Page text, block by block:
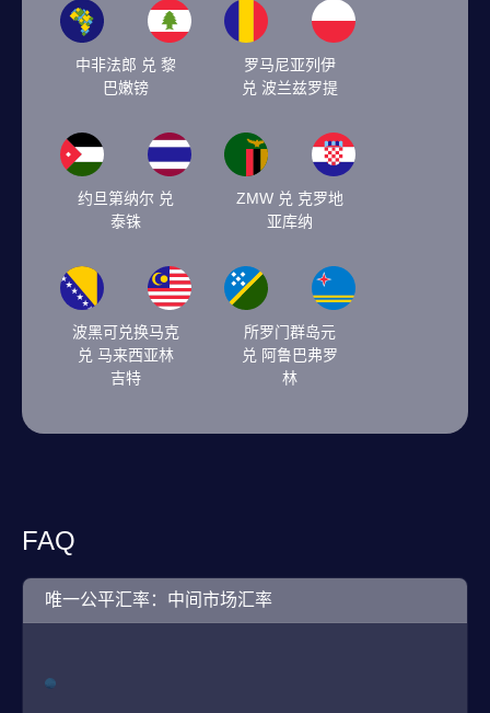
中非法郎 兑 黎
巴嫩镑
罗马尼亚列伊
兑 波兰兹罗提
约旦第纳尔 兑
泰铢
ZMW 兑 克罗地
亚库纳
波黑可兑换马克
兑 马来西亚林
吉特
所罗门群岛元
兑 阿鲁巴弗罗
林
FAQ
唯一公平汇率：中间市场汇率